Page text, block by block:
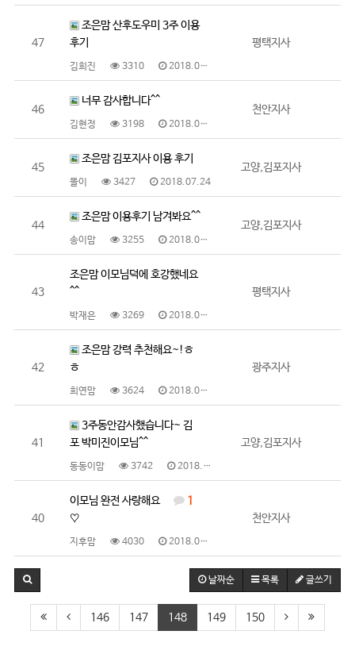
47
조은맘 산후도우미 3주 이용
후기
김희진 3310 2018.08.02
평택지사
46
너무 감사합니다^^
김현정 3198 2018.07.25
천안지사
45
조은맘 김포지사 이용 후기
똘이 3427 2018.07.24
고양,김포지사
44
조은맘 이용후기 남겨봐요^^
송이맘 3255 2018.07.23
고양,김포지사
43
조은맘 이모님덕에 호강했네요
^^
박재은 3269 2018.07.10
평택지사
42
조은맘 강력 추천해요~!ㅎ
ㅎ
희연맘 3624 2018.07.10
광주지사
41
3주동안감사했습니다~ 김
포 박미진이모님^^
동동이맘 3742 2018.07.06
고양,김포지사
40
1
이모님 완전 사랑해요
♡
지후맘 4030 2018.07.01
천안지사
날짜순 목록 글쓰기
146 147 148 149 150